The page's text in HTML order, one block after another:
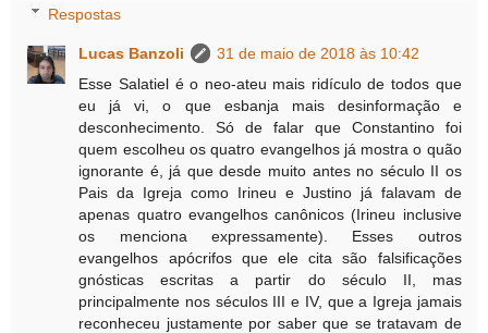
Respostas
Lucas Banzoli
31 de maio de 2018 às 10:42
Esse Salatiel é o neo-ateu mais ridículo de todos que
eu já vi, o que esbanja mais desinformação e
desconhecimento. Só de falar que Constantino foi
quem escolheu os quatro evangelhos já mostra o quão
ignorante é, já que desde muito antes no século II os
Pais da Igreja como Irineu e Justino já falavam de
apenas quatro evangelhos canônicos (Irineu inclusive
os menciona expressamente). Esses outros
evangelhos apócrifos que ele cita são falsificações
gnósticas escritas a partir do século II, mas
principalmente nos séculos III e IV, que a Igreja jamais
reconheceu justamente por saber que se tratavam de